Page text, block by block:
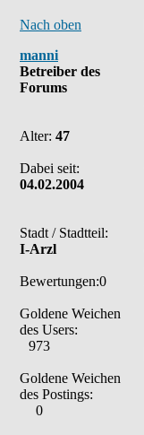
Nach oben
manni
Betreiber des
Forums
Alter: 47
Dabei seit:
04.02.2004
Stadt / Stadtteil:
I-Arzl
Bewertungen:0
Goldene Weichen
des Users:
973
Goldene Weichen
des Postings:
0